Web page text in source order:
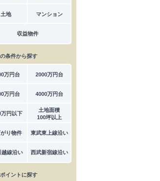
土地 マンション
収益物件
条件から探す
万円台 2000万円台
万円台 4000万円台
万円以下
土地面積
100坪以上
り物件 東武東上線沿い
越線沿い 西武新宿線沿い
イントに探す